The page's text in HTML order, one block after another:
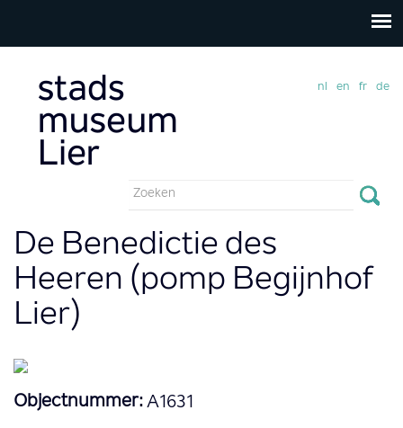
Zoekveld
nl en fr de
De Benedictie des
Heeren (pomp Begijnhof
Lier)
Objectnummer: A1631